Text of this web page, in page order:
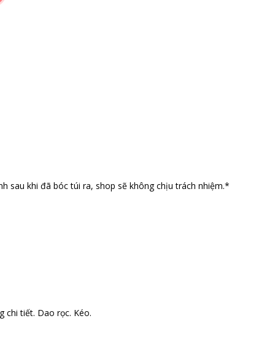
sau khi đã bóc túi ra, shop sẽ không chịu trách nhiệm.*
chi tiết. Dao rọc. Kéo.